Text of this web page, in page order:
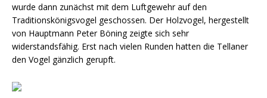
wurde dann zunächst mit dem Luftgewehr auf den
Traditionskönigsvogel geschossen. Der Holzvogel, hergestellt
von Hauptmann Peter Böning zeigte sich sehr
widerstandsfähig. Erst nach vielen Runden hatten die Tellaner
den Vogel gänzlich gerupft.